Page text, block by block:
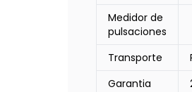
Medidor de
pulsaciones
Transporte
Garantia